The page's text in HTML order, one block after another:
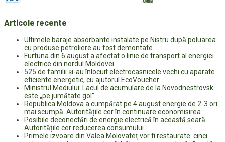
Articole recente
Ultimele baraje absorbante instalate pe Nistru după poluarea
cu produse petroliere au fost demontate
Furtuna din 6 august a afectat o linie de transport al energiei
electrice din nordul Moldovei
525 de familii și-au înlocuit electrocasnicele vechi cu aparate
eficiente energetic, cu ajutorul EcoVoucher
Ministrul Mediului: Lacul de acumulare de la Novodnestrovsk
este „pe jumătate gol”
Republica Moldova a cumpărat pe 4 august energie de 2-3 ori
mai scumpă. Autoritățile cer în continuare economisirea
Posibile deconectări de energie electrică în această seară.
Autoritățile cer reducerea consumului
Primele izvoare din Valea Molovateț vor fi restaurate: cinci